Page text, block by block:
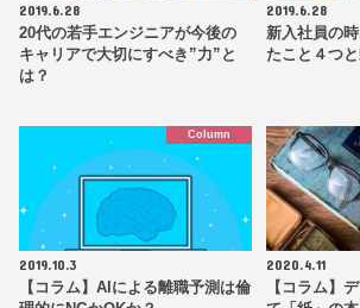
2019.6.28
20代の若手エンジニアが今後の
キャリアで大切にすべき”力”と
は？
2019.6.28
新入社員の
たこと４つ
Column
2019.10.3
【コラム】AIによる離職予測は倫
2020.4.11
【コラム】